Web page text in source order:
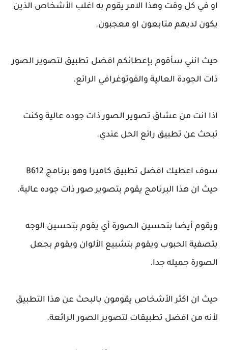
او في كل وقت وهذا الامر يقوم به اغلب الأشخاص الذين
يكون لديهم متابعون او معجبون.
حيث انني سأقوم بإعطائكم افضل تطبيق لتصوير الصور
ذات الجودة العالية والفوتوغرافي الرائع.
اذا انت من عشاق تصوير الصور ذات جوده عالية وكنت
تبحث عن تطبيق رائع الحل عندي.
سوف اعطيك افضل تطبيق كاميرا وهو برنامج B612
حيث ان هذا البرنامج يقوم بتصوير صور ذات جوده عالية.
ويقوم أيضا بتحسين الصورة أي يقوم بتحسين الوجه
بتصفية الحبوب ويقوم بتشبيع الألوان ويقوم بجعل
الصورة جميله جدا.
حيث ان اكثر الأشخاص يقومون بالبحث عن هذا التطبيق
لأنه من افضل تطبيقات لتصوير الصور الرائعة.